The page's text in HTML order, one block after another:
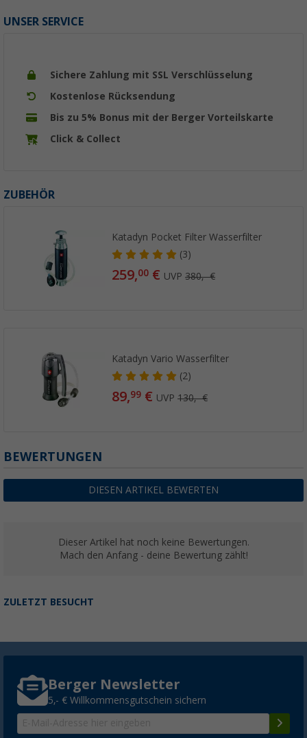
UNSER SERVICE
Sichere Zahlung mit SSL Verschlüsselung
Kostenlose Rücksendung
Bis zu 5% Bonus mit der Berger Vorteilskarte
Click & Collect
ZUBEHÖR
Katadyn Pocket Filter Wasserfilter
(3)
259,00 € UVP380,- €
Katadyn Vario Wasserfilter
(2)
89,99 € UVP130,- €
BEWERTUNGEN
DIESEN ARTIKEL BEWERTEN
Dieser Artikel hat noch keine Bewertungen.
Mach den Anfang - deine Bewertung zählt!
ZULETZT BESUCHT
Berger Newsletter
5,- € Willkommensgutschein sichern